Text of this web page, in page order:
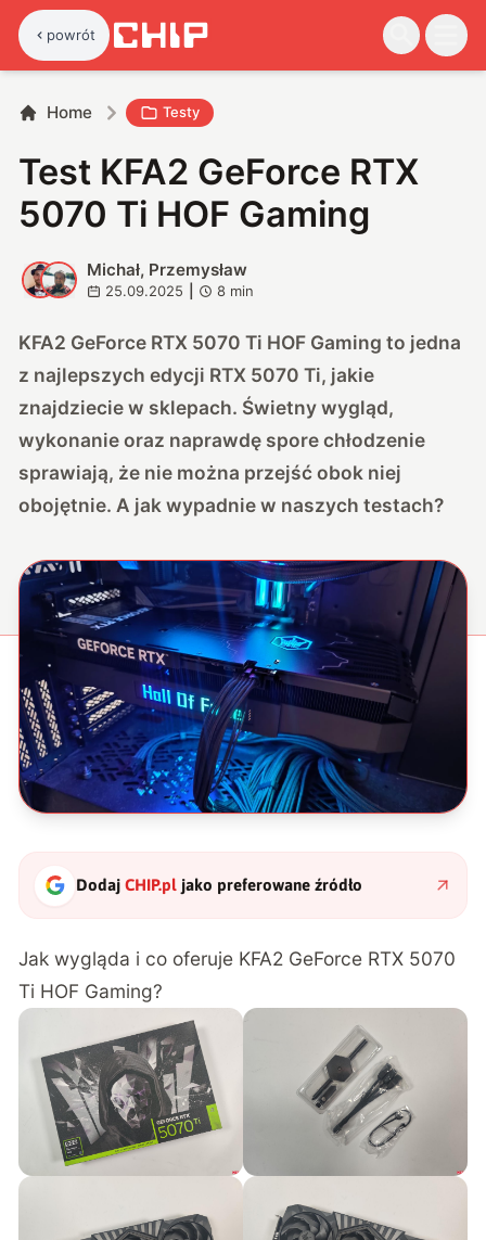
powrót
Home Testy
Test KFA2 GeForce RTX
5070 Ti HOF Gaming
M P
Michał, Przemysław
25.09.2025 8 min
KFA2 GeForce RTX 5070 Ti HOF Gaming to jedna
z najlepszych edycji RTX 5070 Ti, jakie
znajdziecie w sklepach. Świetny wygląd,
wykonanie oraz naprawdę spore chłodzenie
sprawiają, że nie można przejść obok niej
obojętnie. A jak wypadnie w naszych testach?
DodajCHIP.pl jako preferowane źródło
Jak wygląda i co oferuje KFA2 GeForce RTX 5070
Ti HOF Gaming?